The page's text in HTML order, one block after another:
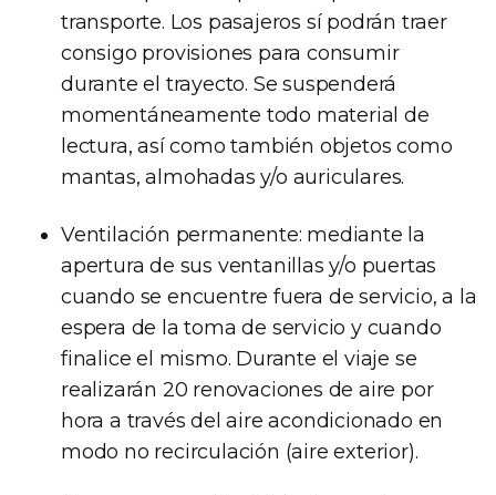
transporte. Los pasajeros sí podrán traer
consigo provisiones para consumir
durante el trayecto. Se suspenderá
momentáneamente todo material de
lectura, así como también objetos como
mantas, almohadas y/o auriculares.
Ventilación permanente: mediante la
apertura de sus ventanillas y/o puertas
cuando se encuentre fuera de servicio, a la
espera de la toma de servicio y cuando
finalice el mismo. Durante el viaje se
realizarán 20 renovaciones de aire por
hora a través del aire acondicionado en
modo no recirculación (aire exterior).